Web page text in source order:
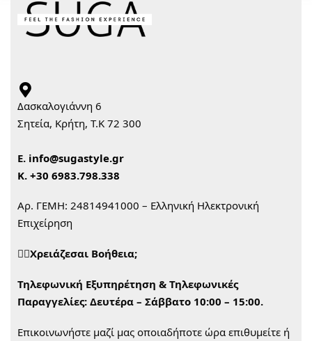
Δασκαλογιάννη 6
Σητεία, Κρήτη, Τ.Κ 72 300
Ε. info@sugastyle.gr
Κ. +30 6983.798.338
Αρ. ΓΕΜΗ: 24814941000 – Ελληνική Ηλεκτρονική
Επιχείρηση
🙋‍♀️Χρειάζεσαι Βοήθεια;
Τηλεφωνική Εξυπηρέτηση & Τηλεφωνικές
Παραγγελίες: Δευτέρα – Σάββατο 10:00 – 15:00.
Επικοινωνήστε μαζί μας οποιαδήποτε ώρα επιθυμείτε ή